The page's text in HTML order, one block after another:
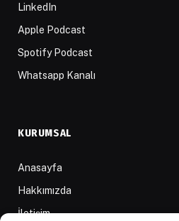
LinkedIn
Apple Podcast
Spotify Podcast
Whatsapp Kanalı
KURUMSAL
Anasayfa
Hakkımızda
İletişim